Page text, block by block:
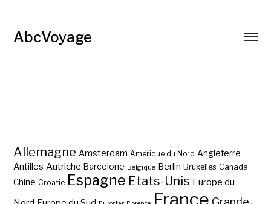
AbcVoyage
Allemagne Amsterdam Amérique du Nord Angleterre
Antilles Autriche Barcelone Belgique Berlin Bruxelles Canada
Chine Croatie Espagne Etats-Unis Europe du
France